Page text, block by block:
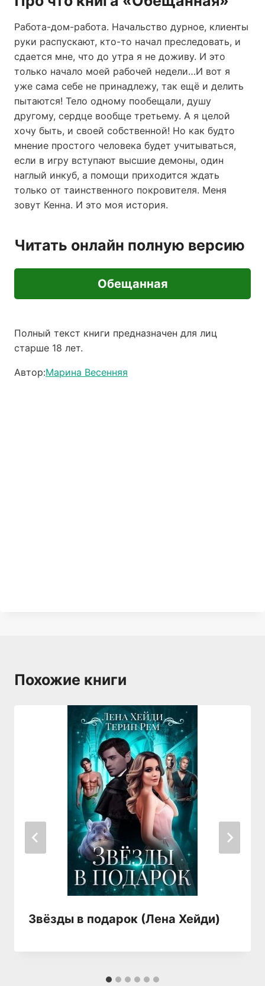
Работа-дом-работа. Начальство дурное, клиенты
руки распускают, кто-то начал преследовать, и
сдается мне, что до утра я не доживу. И это
только начало моей рабочей недели…И вот я
уже сама себе не принадлежу, так ещё и делить
пытаются! Тело одному пообещали, душу
другому, сердце вообще третьему. А я целой
хочу быть, и своей собственной! Но как будто
мнение простого человека будет учитываться,
если в игру вступают высшие демоны, один
наглый инкуб, а помощи приходится ждать
только от таинственного покровителя. Меня
зовут Кенна. И это моя история.
Читать онлайн полную версию
Обещанная
Полный текст книги предназначен для лиц
старше 18 лет.
Автор:Марина Весенняя
Похожие книги
Звёзды в подарок (Лена Хейди)